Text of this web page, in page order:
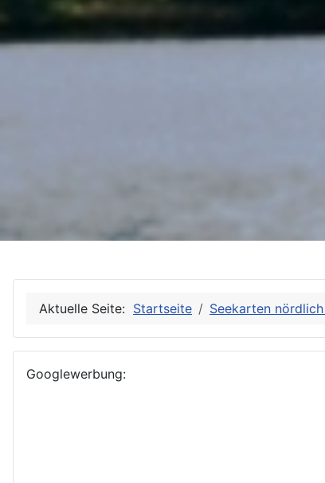
Aktuelle Seite: Startseite Seekarten
Googlewerbung: